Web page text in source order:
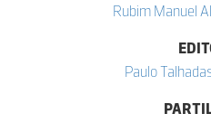
Rubim Manuel
Paulo